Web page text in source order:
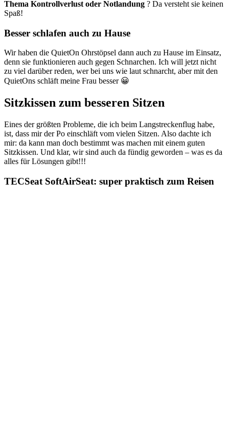
Thema Kontrollverlust oder Notlandung ? Da versteht sie keinen
Spaß!
Besser schlafen auch zu Hause
Wir haben die QuietOn Ohrstöpsel dann auch zu Hause im Einsatz,
denn sie funktionieren auch gegen Schnarchen. Ich will jetzt nicht
zu viel darüber reden, wer bei uns wie laut schnarcht, aber mit den
QuietOns schläft meine Frau besser 😀
Sitzkissen zum besseren Sitzen
Eines der größten Probleme, die ich beim Langstreckenflug habe,
ist, dass mir der Po einschläft vom vielen Sitzen. Also dachte ich
mir: da kann man doch bestimmt was machen mit einem guten
Sitzkissen. Und klar, wir sind auch da fündig geworden – was es da
alles für Lösungen gibt!!!
TECSeat SoftAirSeat: super praktisch zum Reisen